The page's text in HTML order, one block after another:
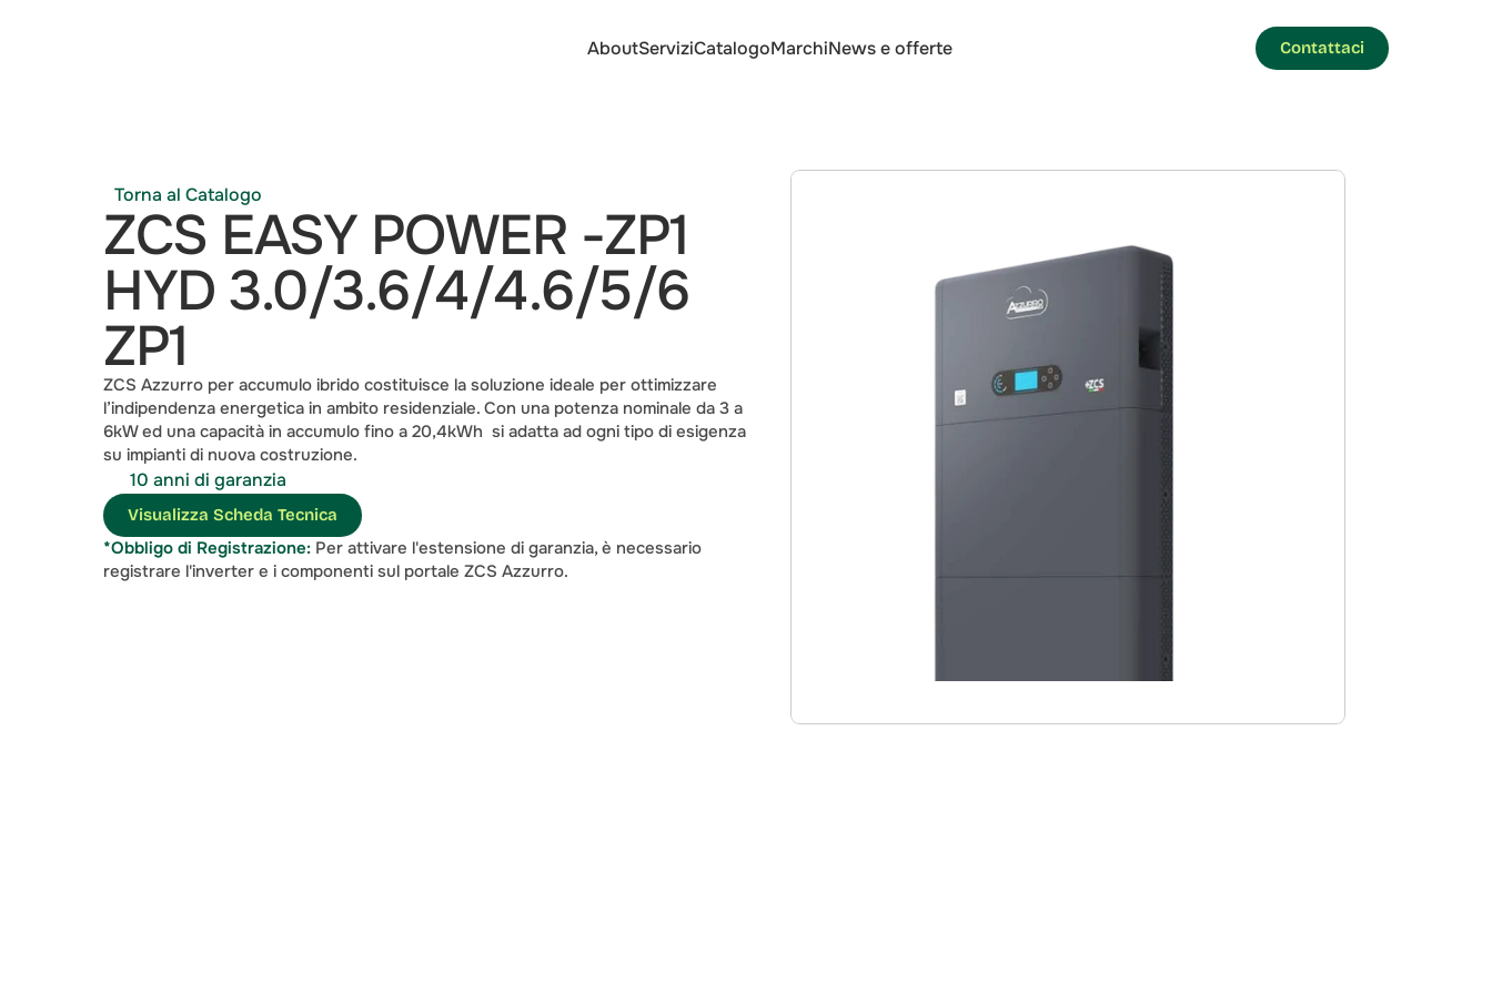
AboutServiziCatalogoMarchiNews e offerte Contattaci
Torna al Catalogo
ZCS EASY POWER -ZP1
HYD 3.0/3.6/4/4.6/5/6
ZP1
ZCS Azzurro per accumulo ibrido costituisce la soluzione ideale per ottimizzare
l’indipendenza energetica in ambito residenziale. Con una potenza nominale da 3 a
6kW ed una capacità in accumulo fino a 20,4kWh  si adatta ad ogni tipo di esigenza
su impianti di nuova costruzione.
10 anni di garanzia
Visualizza Scheda Tecnica
*Obbligo di Registrazione: Per attivare l'estensione di garanzia, è necessario
registrare l'inverter e i componenti sul portale ZCS Azzurro.